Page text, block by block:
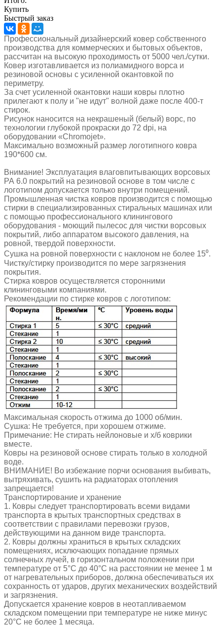
Купить
Быстрый заказ
Профессиональный дизайнерский ковер собственного
производства для коммерческих и бытовых объектов,
рассчитан на высокую проходимость от 5000 чел./сутки.
Ковер изготавливается из полиамидного ворса и
резиновой основы с усиленной окантовкой по
периметру.
За счет усиленной окантовки наши ковры плотно
прилегают к полу и "не идут" волной даже после 400-т
стирок.
Рисунок наносится на некрашеный (белый) ворс, по
технологии глубокой прокраски до 72 dpi, на
оборудовании «Chromojet».
Максимально возможный размер логотипного ковра
190*600 см.
Внимание! Эксплуатация влаговпитывающих ворсовых
РА 6.0 покрытий на резиновой основе в том числе с
логотипом допускается только внутри помещений.
Промышленная чистка ковров производится с помощью
стирки в специализированных стиральных машинах или
с помощью профессионального клинингового
оборудования - моющий пылесос для чистки ворсовых
покрытий, либо аппаратом высокого давления, на
ровной, твердой поверхности.
Сушка на ровной поверхности с наклоном не более 15⁰.
Чистку/стирку производится по мере загрязнения
покрытия.
Стирка ковров осуществляется сторонними
клининговыми компаниями.
Рекомендации по стирке ковров с логотипом:
Максимальная скорость отжима до 1000 об/мин.
Сушка: Не требуется, при хорошем отжиме.
Примечание: Не стирать нейлоновые и х/б коврики
вместе.
Ковры на резиновой основе стирать только в холодной
воде.
ВНИМАНИЕ! Во избежание порчи основания выбивать,
вытряхивать, сушить на радиаторах отопления
запрещается!
Транспортирование и хранение
1. Ковры следует транспортировать всеми видами
транспорта в крытых транспортных средствах в
соответствии с правилами перевозки грузов,
действующими на данном виде транспорта.
2. Ковры должны храниться в крытых складских
помещениях, исключающих попадание прямых
солнечных лучей, в горизонтальном положении при
температуре от 5°С до 40°С на расстоянии не менее 1 м
от нагревательных приборов, должна обеспечиваться их
сохранность от ударов, других механических воздействий
и загрязнения.
Допускается хранение ковров в неотапливаемом
складском помещении при температуре не ниже минус
20°С не более 1 месяца.